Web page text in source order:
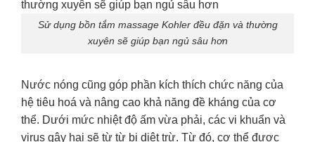
Sử dụng bồn tắm massage Kohler đều đặn và thường
xuyên sẽ giúp bạn ngủ sâu hơn
Nước nóng cũng góp phần kích thích chức năng của
hệ tiêu hoá và nâng cao khả năng đề kháng của cơ
thể. Dưới mức nhiệt độ ấm vừa phải, các vi khuẩn và
virus gây hại sẽ từ từ bị diệt trừ. Từ đó, cơ thể được